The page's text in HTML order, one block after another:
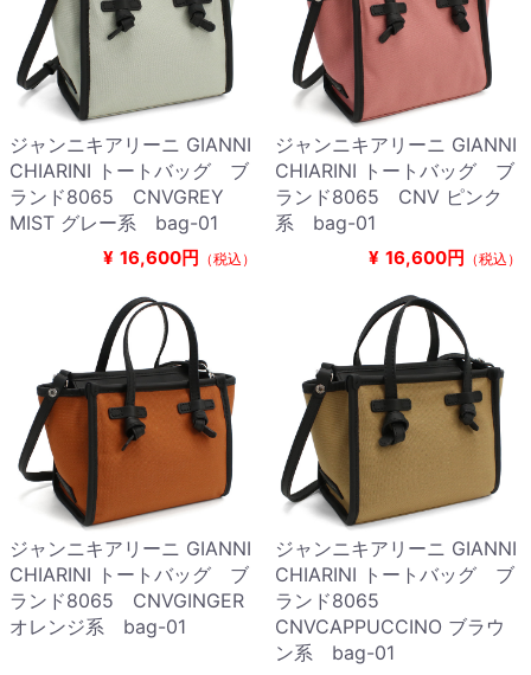
ジャンニキアリーニ GIANNI
CHIARINI トートバッグ ブ
ランド8065 CNVGREY
MIST グレー系 bag-01
¥ 16,600円 （税込）
ジャンニキアリーニ GIANNI
CHIARINI トートバッグ ブ
ランド8065 CNV ピンク
系 bag-01
¥ 16,600円 （税込）
ジャンニキアリーニ GIANNI
CHIARINI トートバッグ ブ
ランド8065 CNVGINGER
オレンジ系 bag-01
ジャンニキアリーニ GIANNI
CHIARINI トートバッグ ブ
ランド8065
CNVCAPPUCCINO ブラウ
ン系 bag-01